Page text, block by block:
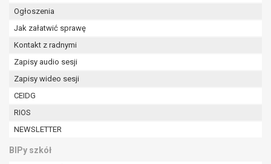
Ogłoszenia
Jak załatwić sprawę
Kontakt z radnymi
Zapisy audio sesji
Zapisy wideo sesji
CEIDG
RIOS
NEWSLETTER
BIPy szkół
że wykaże on istnienie ważnych prawnie
wolności osoby, której dane dotyczą, lub
podstaw do ustalenia, dochodzenia lub
na przetwarzanie danych osobowych (art. 6 ust. 1